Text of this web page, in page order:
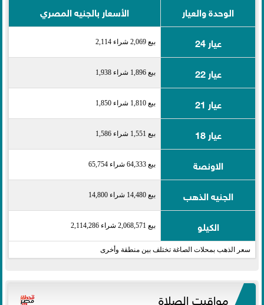
الوحدة والعيار
الأسعار بالجنيه المصري
عيار 24
بيع 2,069 شراء 2,114
عيار 22 بيع 1,896 شراء 1,938
عيار 21 بيع 1,810 شراء 1,850
عيار 18 بيع 1,551 شراء 1,586
الاونصة بيع 64,333 شراء 65,754
الجنيه الذهب بيع 14,480 شراء 14,800
الكيلو بيع 2,068,571 شراء 2,114,286
سعر الذهب بمحلات الصاغة تختلف بين منطقة وأخرى
مواقيت الصلاة